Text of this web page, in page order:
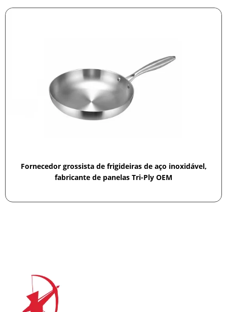
Fornecedor grossista de frigideiras de aço inoxidável,
fabricante de panelas Tri-Ply OEM